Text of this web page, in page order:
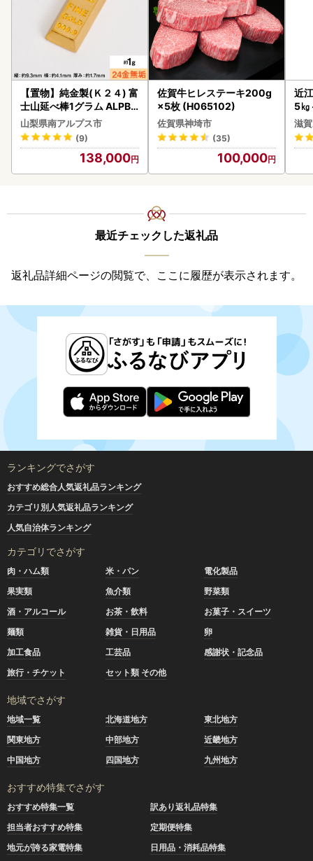
【置物】純金製(Ｋ２４) 富
士山延べ棒1グラム ALPBK
180
山梨県南アルプス市
(9)
138,000
佐賀牛ヒレステーキ200g
×5枚 (H065102)
佐賀県神埼市
(35)
100,000
近
5㎏
菜
滋
最近チェックした返礼品
返礼品詳細ページの閲覧で、ここに履歴が表示されます。
ランキングでさがす
おすすめ総合人気返礼品ランキング
カテゴリ別人気返礼品ランキング
人気自治体ランキング
カテゴリでさがす
肉・ハム類 米・パン
電化製品
果実類
魚介類
野菜類
酒・アルコール
お茶・飲料
お菓子・スイーツ
麺類
雑貨・日用品
卵
加工食品
工芸品
感謝状・記念品
旅行・チケット
セット類 その他
地域でさがす
地域一覧 北海道地方
東北地方
関東地方
中部地方
近畿地方
中国地方
四国地方 九州地方
おすすめ特集でさがす
おすすめ特集一覧
訳あり返礼品特集
担当者おすすめ特集
定期便特集
地元が誇る家電特集
日用品・消耗品特集